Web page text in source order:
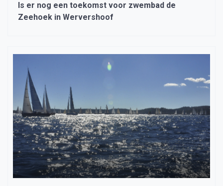
Is er nog een toekomst voor zwembad de
Zeehoek in Wervershoof